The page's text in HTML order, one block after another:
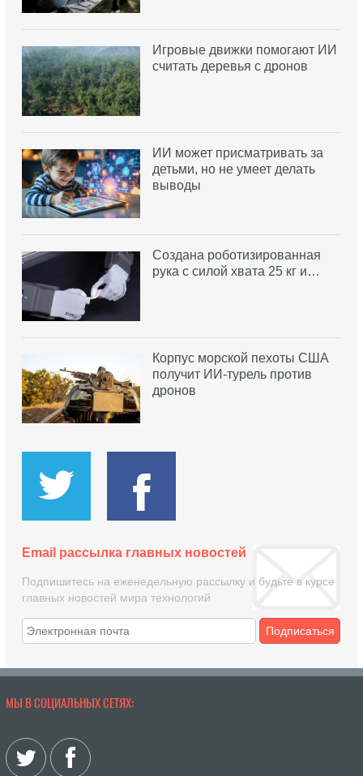
Игровые движки помогают ИИ
считать деревья с дронов
ИИ может присматривать за
детьми, но не умеет делать
выводы
Создана роботизированная
рука с силой хвата 25 кг и…
Корпус морской пехоты США
получит ИИ-турель против
дронов
Email рассылка главных новостей
Подпишитесь на еженедельную рассылку и будьте в курсе
главных новостей мира технологий
Подписаться
МЫ В СОЦИАЛЬНЫХ СЕТЯХ: